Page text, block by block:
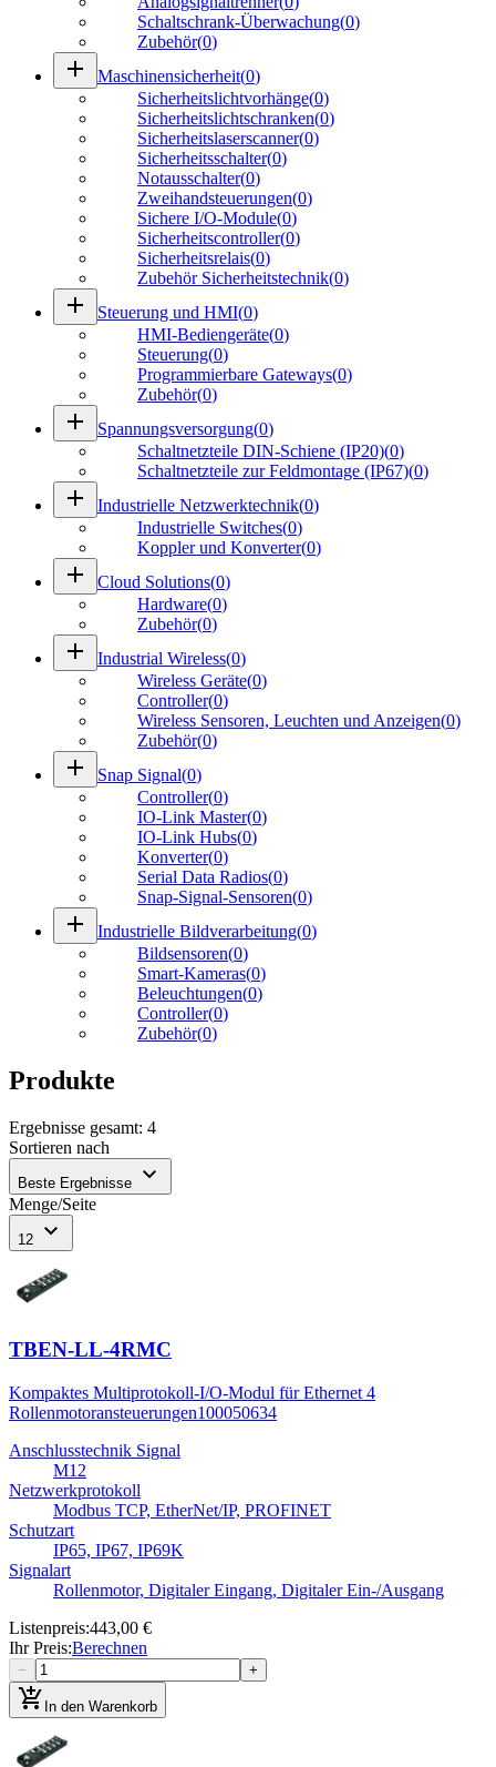
Schaltschrank-Überwachung(0)
Zubehör(0)
add Maschinensicherheit(0)
Sicherheitslichtvorhänge(0)
Sicherheitslichtschranken(0)
Sicherheitslaserscanner(0)
Sicherheitsschalter(0)
Notausschalter(0)
Zweihandsteuerungen(0)
Sichere I/O-Module(0)
Sicherheitscontroller(0)
Sicherheitsrelais(0)
Zubehör Sicherheitstechnik(0)
add Steuerung und HMI(0)
HMI-Bediengeräte(0)
Steuerung(0)
Programmierbare Gateways(0)
Zubehör(0)
add Spannungsversorgung(0)
Schaltnetzteile DIN-Schiene (IP20)(0)
Schaltnetzteile zur Feldmontage (IP67)(0)
add Industrielle Netzwerktechnik(0)
Industrielle Switches(0)
Koppler und Konverter(0)
add Cloud Solutions(0)
Hardware(0)
Zubehör(0)
add Industrial Wireless(0)
Wireless Geräte(0)
Controller(0)
Wireless Sensoren, Leuchten und Anzeigen(0)
Zubehör(0)
add Snap Signal(0)
Controller(0)
IO-Link Master(0)
IO-Link Hubs(0)
Konverter(0)
Serial Data Radios(0)
Snap-Signal-Sensoren(0)
add Industrielle Bildverarbeitung(0)
Bildsensoren(0)
Smart-Kameras(0)
Beleuchtungen(0)
Controller(0)
Zubehör(0)
Produkte
Ergebnisse gesamt: 4
Sortieren nach
Beste Ergebnisse expand_more
Menge/Seite
12 expand_more
TBEN-LL-4RMC
Kompaktes Multiprotokoll-I/O-Modul für Ethernet 4
Rollenmotoransteuerungen100050634
Anschlusstechnik Signal
M12
Netzwerkprotokoll
Modbus TCP, EtherNet/IP, PROFINET
Schutzart
IP65, IP67, IP69K
Signalart
Rollenmotor, Digitaler Eingang, Digitaler Ein-/Ausgang
Listenpreis:443,00 €
Ihr Preis:Berechnen
− +
add_shopping_cart In den Warenkorb